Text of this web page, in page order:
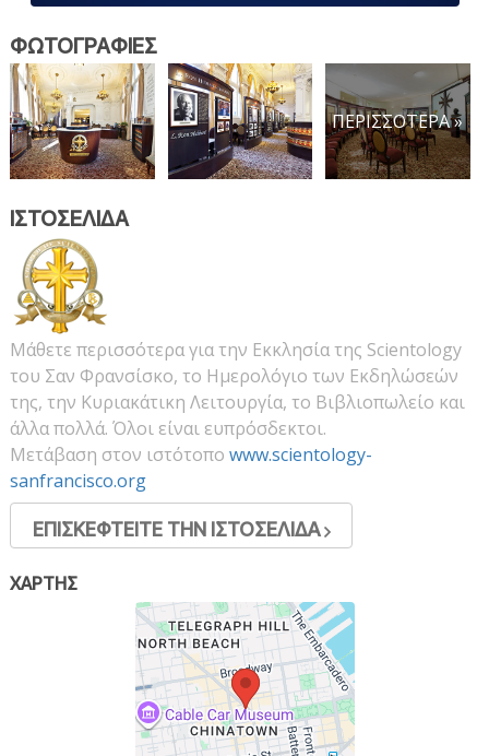
ΦΩΤΟΓΡΑΦΙΕΣ
ΠΕΡΙΣΣΟΤΕΡΑ »
ΙΣΤΟΣΕΛΙΔΑ
Μάθετε περισσότερα για την Εκκλησία της Scientology
του Σαν Φρανσίσκο, το Ημερολόγιο των Εκδηλώσεών
της, την Κυριακάτικη Λειτουργία, το Βιβλιοπωλείο και
άλλα πολλά. Όλοι είναι ευπρόσδεκτοι.
Μετάβαση στον ιστότοπο www.scientology-
sanfrancisco.org
ΕΠΙΣΚΕΦΤΕΙΤΕ ΤΗΝ ΙΣΤΟΣΕΛΙΔΑ
ΧΑΡΤΗΣ